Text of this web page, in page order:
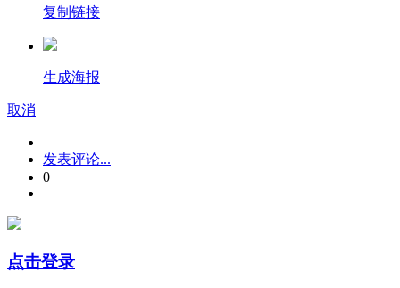
复制链接
生成海报
取消
发表评论...
0
点击登录